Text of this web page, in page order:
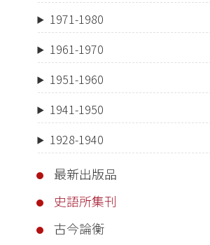
1971-1980
1961-1970
1951-1960
1941-1950
1928-1940
最新出版品
史語所集刊
古今論衡